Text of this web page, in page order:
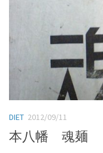
DIET 2012/09/11
本八幡 魂麺